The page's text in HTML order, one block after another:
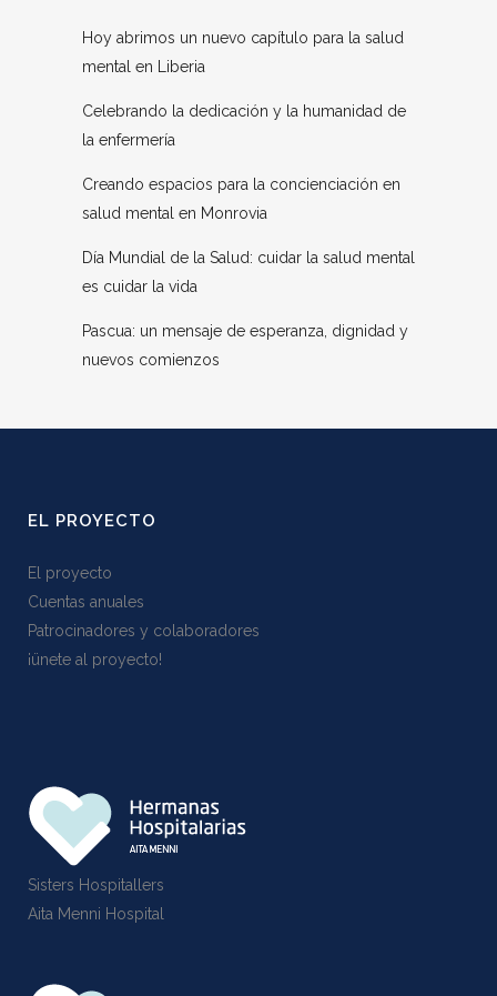
Hoy abrimos un nuevo capítulo para la salud
mental en Liberia
Celebrando la dedicación y la humanidad de
la enfermería
Creando espacios para la concienciación en
salud mental en Monrovia
Día Mundial de la Salud: cuidar la salud mental
es cuidar la vida
Pascua: un mensaje de esperanza, dignidad y
nuevos comienzos
EL PROYECTO
El proyecto
Cuentas anuales
Patrocinadores y colaboradores
¡ünete al proyecto!
Sisters Hospitallers
Aita Menni Hospital